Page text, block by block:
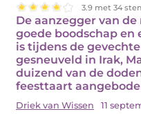
3.9 met 34
De aanzegger van
goede boodschap en
is tijdens de
gesneuveld in Irak,
duizend van de
feesttaart
Driek van Wissen 11